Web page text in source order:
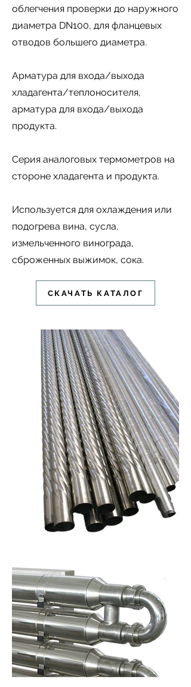
облегчения проверки до наружного
диаметра DN100, для фланцевых
отводов большего диаметра.
Арматура для входа/выхода
хладагента/теплоносителя,
арматура для входа/выхода
продукта.
Серия аналоговых термометров на
стороне хладагента и продукта.
Используется для охлаждения или
подогрева вина, сусла,
измельченного винограда,
сброженных выжимок, сока.
СКАЧАТЬ КАТАЛОГ